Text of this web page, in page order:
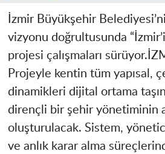
İzmir Büyükşehir
vizyonu doğrultusunda
projesi çalışmaları sürüyor.
Projeyle kentin tüm yapısal,
dinamikleri dijital ortama
dirençli bir şehir yönetiminin
oluşturulacak. Sistem,
ve anlık karar alma